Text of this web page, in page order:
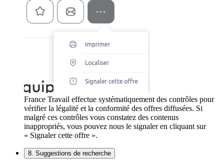
France Travail effectue systématiquement des contrôles pour
vérifier la légalité et la conformité des offres diffusées. Si
malgré ces contrôles vous constatez des contenus
inappropriés, vous pouvez nous le signaler en cliquant sur
« Signaler cette offre ».
8. Suggestions de recherche